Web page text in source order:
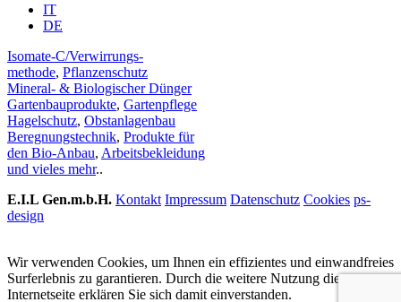
IT
DE
Isomate-C/Verwirrungs-
methode, Pflanzenschutz
Mineral- & Biologischer Dünger
Gartenbauprodukte, Gartenpflege
Hagelschutz, Obstanlagenbau
Beregnungstechnik, Produkte für
den Bio-Anbau, Arbeitsbekleidung
und vieles mehr..
E.I.L Gen.m.b.H. Kontakt Impressum Datenschutz Cookies ps-
design
Wir verwenden Cookies, um Ihnen ein effizientes und einwandfreies
Surferlebnis zu garantieren. Durch die weitere Nutzung dieser
Internetseite erklären Sie sich damit einverstanden.